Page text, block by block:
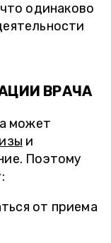
одинаково
ВРАЧА
может
и
Поэтому
от приема